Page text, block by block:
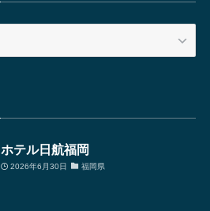
ホテル日航福岡
2026年6月30日 福岡県